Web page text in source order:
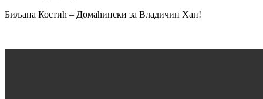
Биљана Костић – Домаћински за Владичин Хан!